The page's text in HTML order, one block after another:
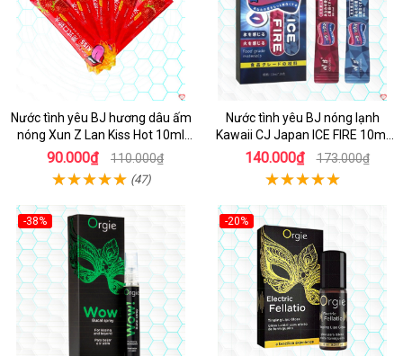
Nước tình yêu BJ hương dâu ấm
nóng Xun Z Lan Kiss Hot 10ml
tăng khoái cảm
90.000₫ 110.000₫
(47)
Nước tình yêu BJ nóng lạnh
Kawaii CJ Japan ICE FIRE 10ml
gói kích thích
140.000₫ 173.000₫
-38% -20%